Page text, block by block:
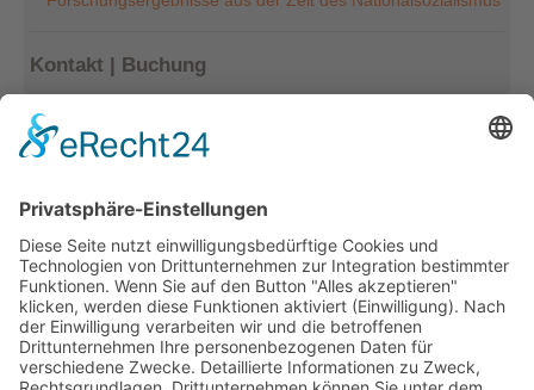
Kontakt | Buchung
Tel.: 033477–548940
info@archiv-heilpaedagogik.de
Kommende Veranstaltungen
INTERNATIONALES ARCHIV
FÜR HEILPÄDAGOGIK